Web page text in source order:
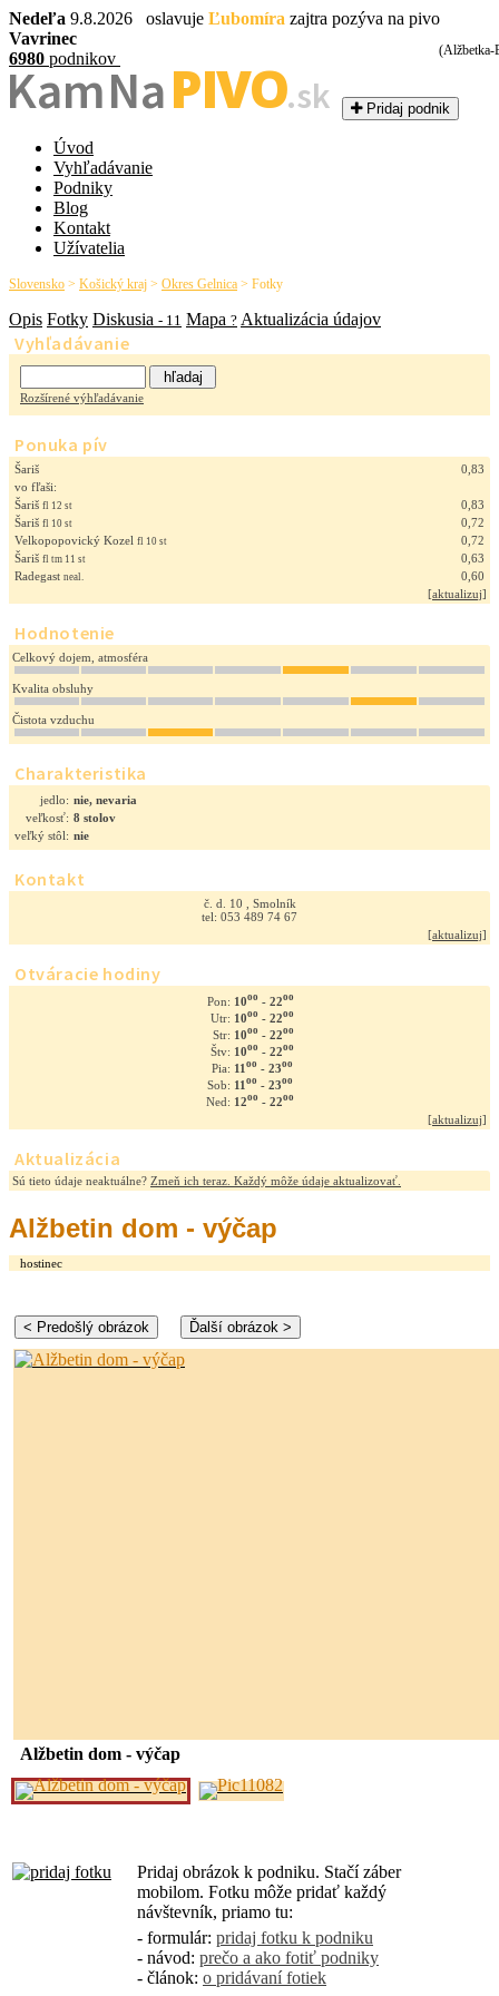
Nedeľa 9.8.2026 oslavuje Ľubomíra zajtra pozýva na pivo
Vavrinec
6980 podnikov
Kam NaPIVO.sk Pridaj podnik
Úvod
Vyhľadávanie
Podniky
Blog
Kontakt
Užívatelia
Slovensko > Košický kraj > Okres Gelnica > Fotky
Opis Fotky Diskusia - 11 Mapa ? Aktualizácia údajov
Vyhľadávanie
Rozšírené výhľadávanie
Ponuka pív
Šariš
0,83
vo fľaši:
Šariš fl 12 st
0,83
Šariš fl 10 st
0,72
Velkopopovický Kozel fl 10 st
0,72
Šariš fl tm 11 st
0,63
Radegast neal.
0,60
[aktualizuj]
Hodnotenie
Celkový dojem, atmosféra
Kvalita obsluhy
Čistota vzduchu
Charakteristika
jedlo: nie, nevaria
veľkosť: 8 stolov
veľký stôl: nie
Kontakt
č. d. 10 , Smolník
tel: 053 489 74 67
[aktualizuj]
Otváracie hodiny
Pon: 10oo- 22oo
Utr: 10oo- 22oo
Str: 10oo- 22oo
Štv: 10oo- 22oo
Pia: 11 oo- 23oo
Sob: 11 oo- 23oo
Ned: 12oo- 22oo
[aktualizuj]
Aktualizácia
Sú tieto údaje neaktuálne? Zmeň ich teraz. Každý môže údaje aktualizovať.
Alžbetin dom - výčap
hostinec
(Alžbetka-
Alžbetin dom - výčap
Pridaj obrázok k podniku. Stačí záber
mobilom. Fotku môže pridať každý
návštevník, priamo tu:
- formulár: pridaj fotku k podniku
- návod: prečo a ako fotiť podniky
- článok: o pridávaní fotiek